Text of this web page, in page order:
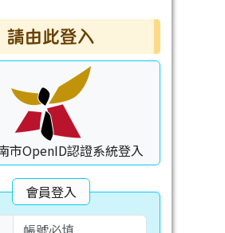
請由此登入
市OpenID認證系統登入
會員登入